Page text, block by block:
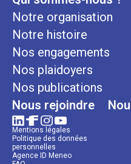
Notre organisation
Notre histoire
Nos engagements
Nos plaidoyers
Nos publications
Nous rejoindre
Mentions légales
Politique des données
personnelles
Agence ID Meneo